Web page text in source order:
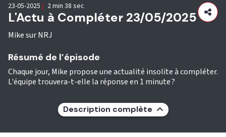
L'Actu à Compléter 23/05/2025
Mike sur NRJ
23-05-2025 | 2 min 38 sec
Résumé de l’épisode
Chaque jour, Mike propose une actualité insolite à compléter.
L'équipe trouvera-t-elle la réponse en 1 minute ?
Description complète